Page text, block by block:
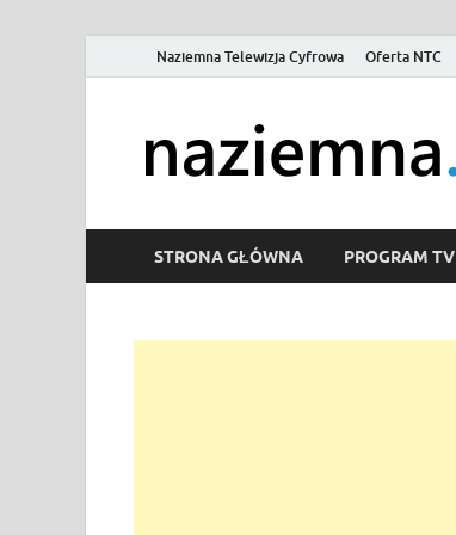
Naziemna Telewizja Cyfrowa Oferta NTC
STRONA GŁÓWNA PROGRAM TV